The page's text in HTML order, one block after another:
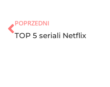
POPRZEDNI
TOP 5 seriali Netflix